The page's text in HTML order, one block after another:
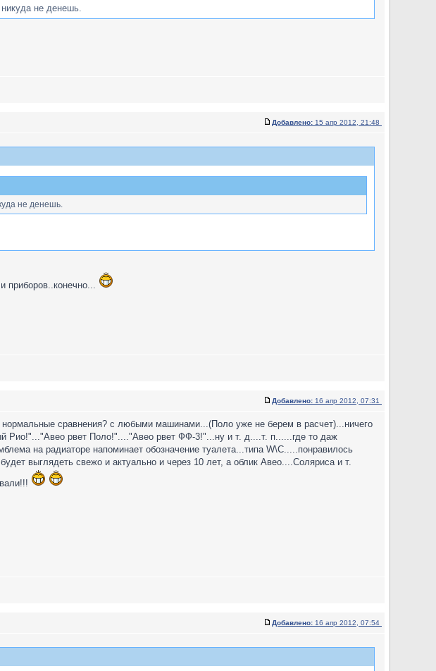
не денешь.
Добавлено: 15 апр 2012, 21:48
не денешь.
приборов..конечно...
Добавлено: 16 апр 2012, 07:31
сравнения? с любыми машинами...(Поло уже не берем в расчет)...ничего
рвет Поло!"...."Авео рвет ФФ-3!"...ну и т. д....т. п......где то даж
на радиаторе напоминает обозначение туалета...типа W\C.....понравилось
выглядеть свежо и актуально и через 10 лет, а облик Авео....Соляриса и т.
Добавлено: 16 апр 2012, 07:54